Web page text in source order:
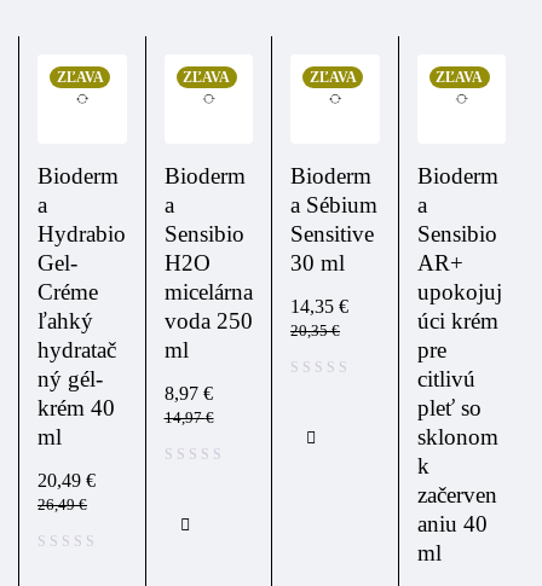
ZĽAVA
Bioderm
a
Hydrabio
Gel-
Créme
ľahký
hydratač
ný gél-
krém 40
ml
26,49€
20,49 €
ZĽAVA
Bioderm
a
Sensibio
H2O
micelárna
voda 250
ml
14,97€
8,97 €
ZĽAVA
Bioderm
a Sébium
Sensitive
30 ml
20,35€
14,35 €
ZĽAVA
Bioderm
a
Sensibio
AR+
upokojuj
úci krém
pre
citlivú
pleť so
sklonom
k
začerven
aniu 40
ml